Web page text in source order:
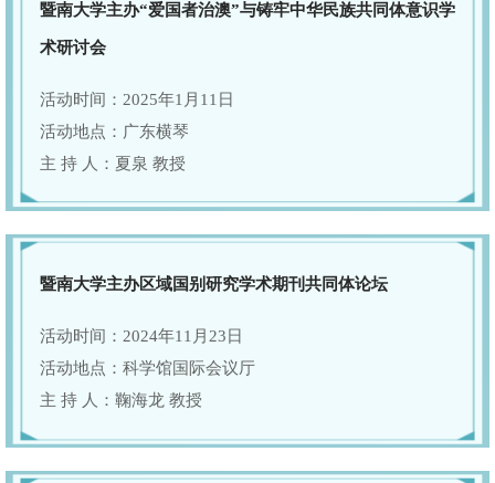
暨南大学主办“爱国者治澳”与铸牢中华民族共同体意识学
术研讨会
活动时间：2025年1月11日
活动地点：广东横琴
主 持 人：夏泉 教授
暨南大学主办区域国别研究学术期刊共同体论坛
活动时间：2024年11月23日
活动地点：科学馆国际会议厅
主 持 人：鞠海龙 教授